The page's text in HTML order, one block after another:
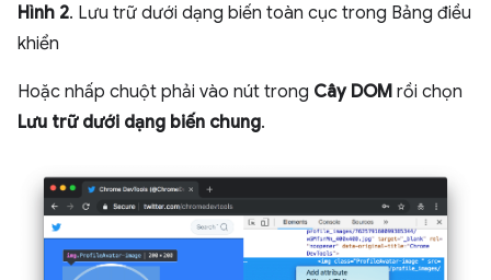
Hình 2. Lưu trữ dưới dạng biến toàn cục trong Bảng điều
khiển
Hoặc nhấp chuột phải vào nút trong Cây DOM rồi chọn
Lưu trữ dưới dạng biến chung.